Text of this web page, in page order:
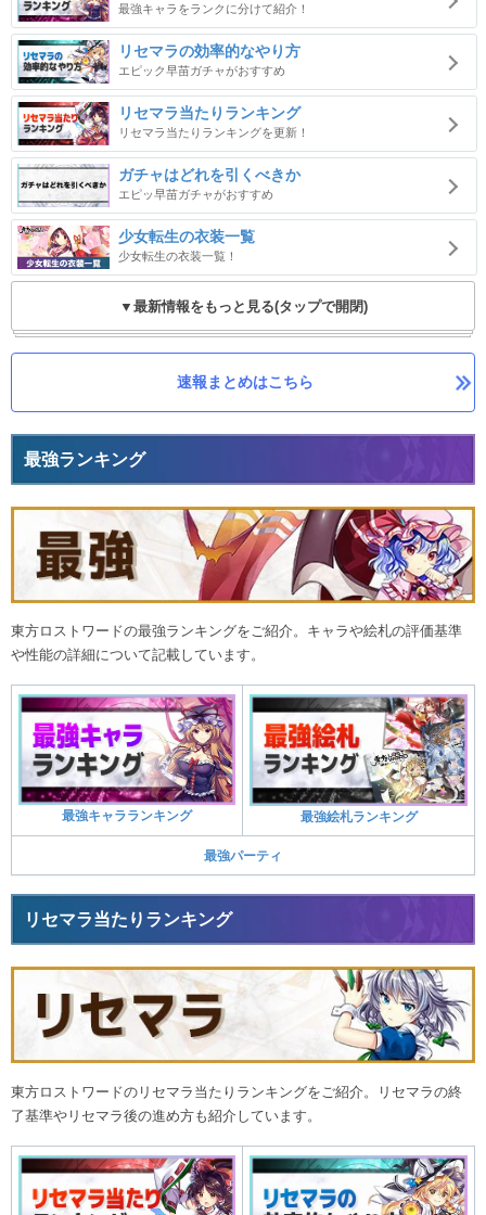
最強キャラをランクに分けて紹介！
リセマラの効率的なやり方
エピック早苗ガチャがおすすめ
リセマラ当たりランキング
リセマラ当たりランキングを更新！
ガチャはどれを引くべきか
エピッ早苗ガチャがおすすめ
少女転生の衣装一覧
少女転生の衣装一覧！
▼最新情報をもっと見る(タップで開閉)
速報まとめはこちら
最強ランキング
東方ロストワードの最強ランキングをご紹介。キャラや絵札の評価基準
や性能の詳細について記載しています。
最強キャラランキング 最強絵札ランキング
最強パーティ
リセマラ当たりランキング
東方ロストワードのリセマラ当たりランキングをご紹介。リセマラの終
了基準やリセマラ後の進め方も紹介しています。